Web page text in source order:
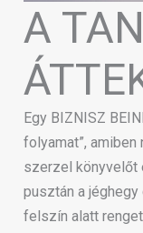
A
Egy BIZNISZ
folyamat”,
szerzel könyvelőt
pusztán a
felszín alatt